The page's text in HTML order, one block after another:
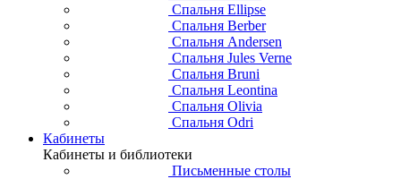
Спальня Ellipse
Спальня Berber
Спальня Andersen
Спальня Jules Verne
Спальня Bruni
Спальня Leontina
Спальня Olivia
Спальня Odri
Кабинеты
Кабинеты и библиотеки
Письменные столы